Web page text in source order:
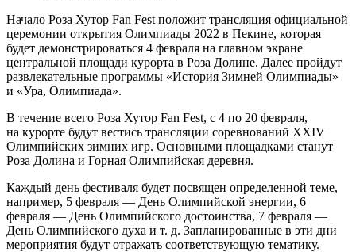
Начало Роза Хутор Fan Fest положит трансляция официальной
церемонии открытия Олимпиады 2022 в Пекине, которая
будет демонстрироваться 4 февраля на главном экране
центральной площади курорта в Роза Долине. Далее пройдут
развлекательные программы «История Зимней Олимпиады»
и «Ура, Олимпиада».
В течение всего Роза Хутор Fan Fest, с 4 по 20 февраля,
на курорте будут вестись трансляции соревнований XXIV
Олимпийских зимних игр. Основными площадками станут
Роза Долина и Горная Олимпийская деревня.
Каждый день фестиваля будет посвящен определенной теме,
например, 5 февраля — День Олимпийской энергии, 6
февраля — День Олимпийского достоинства, 7 февраля —
День Олимпийского духа и т. д. Запланированные в эти дни
мероприятия будут отражать соответствующую тематику.